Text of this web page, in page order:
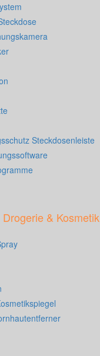
Steckdosenleiste
Drogerie & Kosmetik